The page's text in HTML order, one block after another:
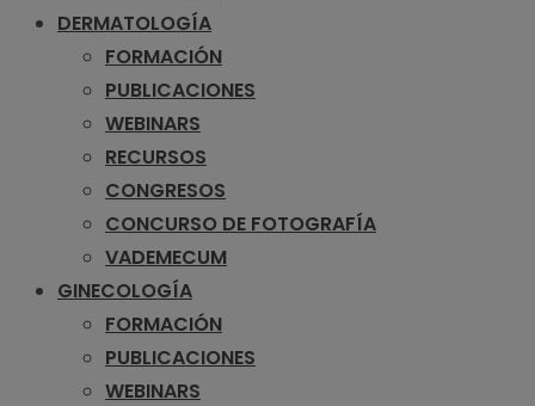
DERMATOLOGÍA
FORMACIÓN
PUBLICACIONES
WEBINARS
RECURSOS
CONGRESOS
CONCURSO DE FOTOGRAFÍA
VADEMECUM
GINECOLOGÍA
FORMACIÓN
PUBLICACIONES
WEBINARS